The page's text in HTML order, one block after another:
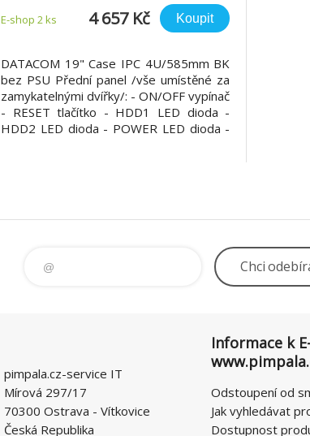
E-shop 2 ks 4 657 Kč Koupit
DATACOM 19" Case IPC 4U/585mm BK
bez PSU Přední panel /vše umístěné za
zamykatelnými dvířky/: - ON/OFF vypínač
- RESET tlačítko - HDD1 LED dioda -
HDD2 LED dioda - POWER LED dioda -
Chci
pimpala.cz-service IT
Mírová 297/17
70300 Ostrava - Vítkovice
Česká Republika
Informace k
Odstoupení od
Jak vyhledávat
Dostupnost